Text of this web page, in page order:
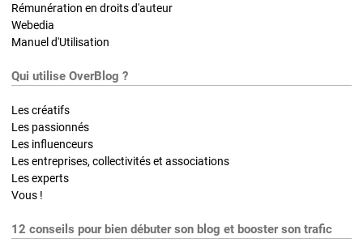
Rémunération en droits d'auteur
Webedia
Manuel d'Utilisation
Qui utilise OverBlog ?
Les créatifs
Les passionnés
Les influenceurs
Les entreprises, collectivités et associations
Les experts
Vous !
12 conseils pour bien débuter son blog et booster son trafic